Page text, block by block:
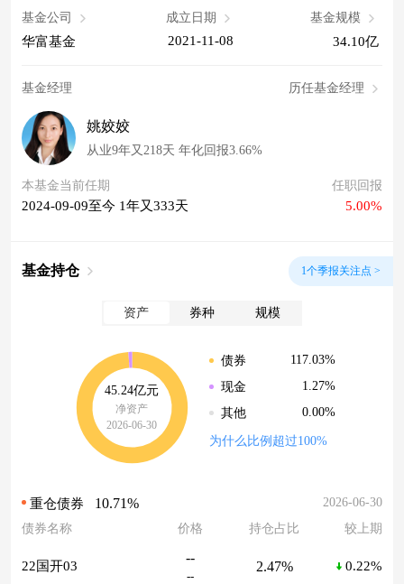
基金公司
华富基金
成立日期
2021-11-08
基金规模
34.10亿
基金经理 历任基金经理
姚姣姣
从业9年又218天 年化回报3.66%
本基金当前任期
2024-09-09至今 1年又333天
任职回报
5.00%
基金持仓 1个季报关注点 >
资产 券种 规模
45.24亿元
净资产
2026-06-30
债券
117.03%
现金
1.27%
其他
0.00%
为什么比例超过100%
重仓债券 10.71%
2026-06-30
债券名称
价格 持仓占比 较上期
22国开03
--
--
2.47% 0.22%